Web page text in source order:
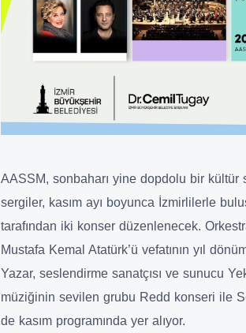
AASSM, sonbaharı yine dopdolu bir kültür
sergiler, kasım ayı boyunca İzmirlilerle
tarafından iki konser düzenlenecek.
Mustafa Kemal Atatürk’ü vefatının yıl
Yazar, seslendirme sanatçısı ve sunucu
müziğinin sevilen grubu Redd konseri ile
de kasım programında yer alıyor.